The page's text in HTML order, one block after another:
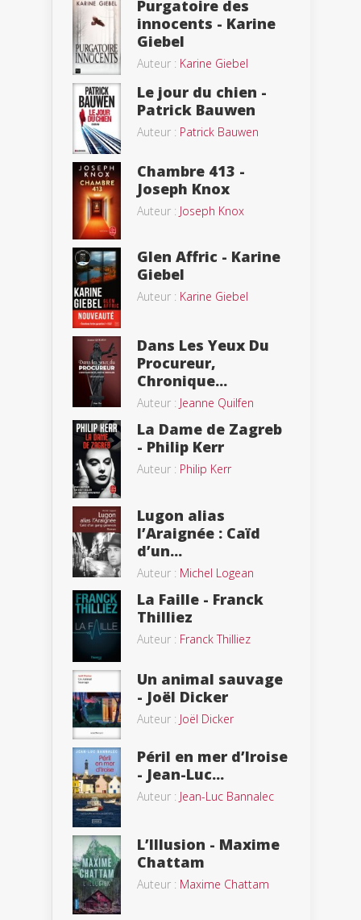
Purgatoire des
innocents - Karine
Giebel
Auteur : Karine Giebel
Le jour du chien -
Patrick Bauwen
Auteur : Patrick Bauwen
Chambre 413 -
Joseph Knox
Auteur : Joseph Knox
Glen Affric - Karine
Giebel
Auteur : Karine Giebel
Dans Les Yeux Du
Procureur,
Chronique...
Auteur : Jeanne Quilfen
La Dame de Zagreb
- Philip Kerr
Auteur : Philip Kerr
Lugon alias
l’Araignée : Caïd
d’un...
Auteur : Michel Logean
La Faille - Franck
Thilliez
Auteur : Franck Thilliez
Un animal sauvage
- Joël Dicker
Auteur : Joël Dicker
Péril en mer d’Iroise
- Jean-Luc...
Auteur : Jean-Luc Bannalec
L’Illusion - Maxime
Chattam
Auteur : Maxime Chattam